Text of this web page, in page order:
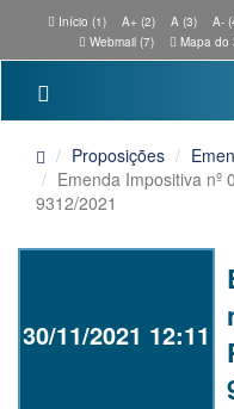
Início (1) A+ (2) A (3) A-
Webmail (7)
Mapa do
Proposições
Emenda Impositiva nº
9312/2021
30/11/2021 12:11